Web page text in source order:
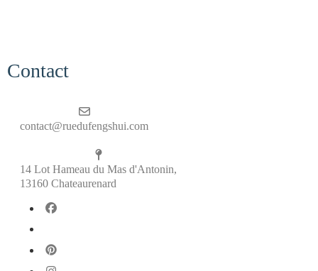
Contact
contact@ruedufengshui.com
14 Lot Hameau du Mas d'Antonin,
13160 Chateaurenard